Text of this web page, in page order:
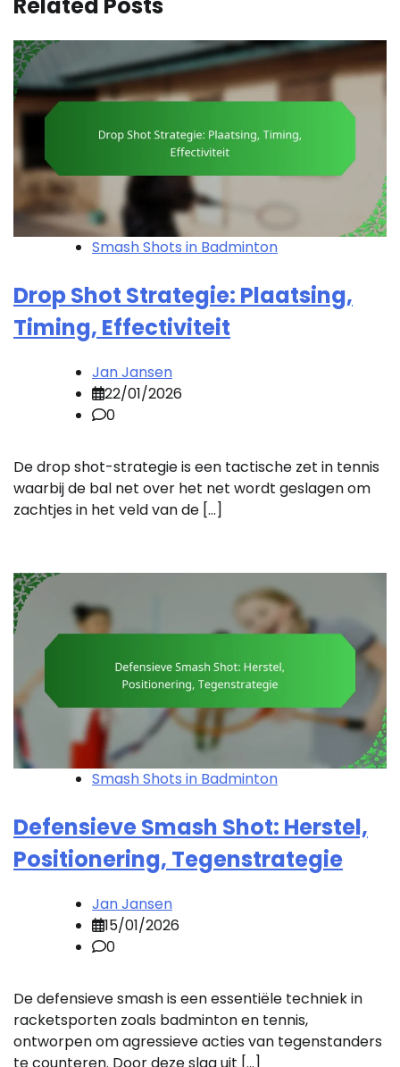
Related Posts
Smash Shots in Badminton
Drop Shot Strategie: Plaatsing,
Timing, Effectiviteit
Jan Jansen
22/01/2026
0
De drop shot-strategie is een tactische zet in tennis
waarbij de bal net over het net wordt geslagen om
zachtjes in het veld van de […]
Smash Shots in Badminton
Defensieve Smash Shot: Herstel,
Positionering, Tegenstrategie
Jan Jansen
15/01/2026
0
De defensieve smash is een essentiële techniek in
racketsporten zoals badminton en tennis,
ontworpen om agressieve acties van tegenstanders
te counteren. Door deze slag uit […]